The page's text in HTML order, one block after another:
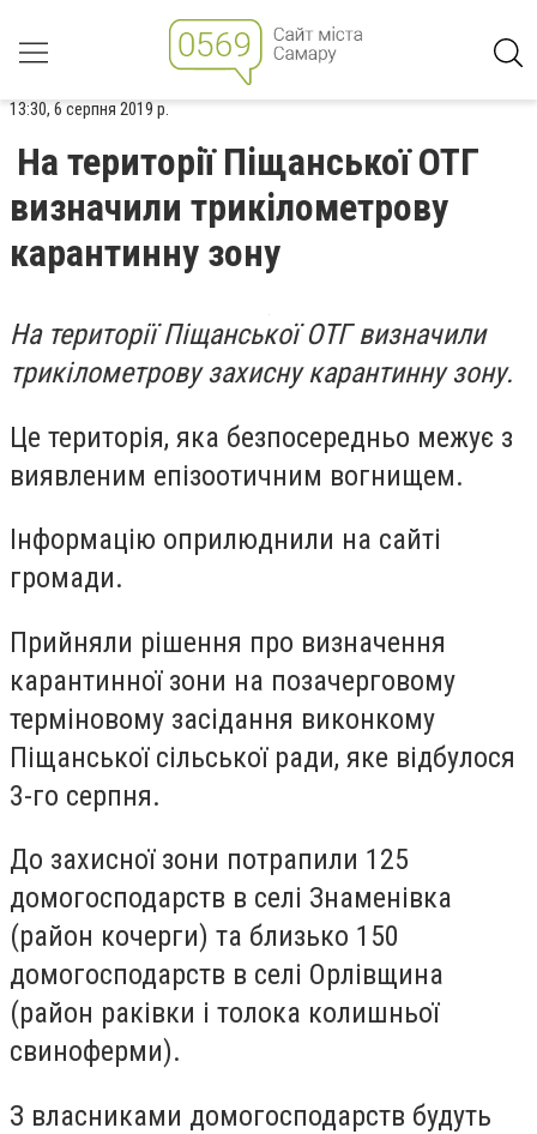
13:30, 6 серпня 2019 р.
На території Піщанської ОТГ
визначили трикілометрову
карантинну зону
На території Піщанської ОТГ визначили
трикілометрову захисну карантинну зону.
Це територія, яка безпосередньо межує з
виявленим епізоотичним вогнищем.
Інформацію оприлюднили на сайті
громади.
Прийняли рішення про визначення
карантинної зони на позачерговому
терміновому засідання виконкому
Піщанської сільської ради, яке відбулося
3-го серпня.
До захисної зони потрапили 125
домогосподарств в селі Знаменівка
(район кочерги) та близько 150
домогосподарств в селі Орлівщина
(район раківки і толока колишньої
свиноферми).
З власниками домогосподарств будуть